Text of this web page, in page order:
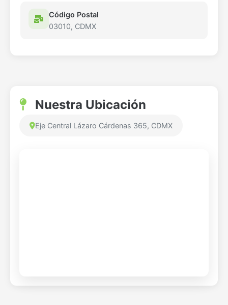
Código Postal
03010, CDMX
Nuestra Ubicación
Eje Central Lázaro Cárdenas 365, CDMX